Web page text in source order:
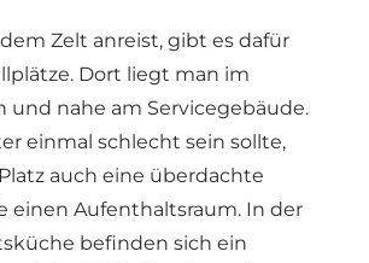
Zelt anreist, gibt es dafür
Dort liegt man im
und nahe am Servicegebäude.
einmal schlecht sein sollte,
auch eine überdachte
einen Aufenthaltsraum. In der
befinden sich ein